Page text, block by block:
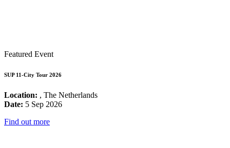
Featured Event
SUP 11-City Tour 2026
Location: , The Netherlands
Date: 5 Sep 2026
Find out more